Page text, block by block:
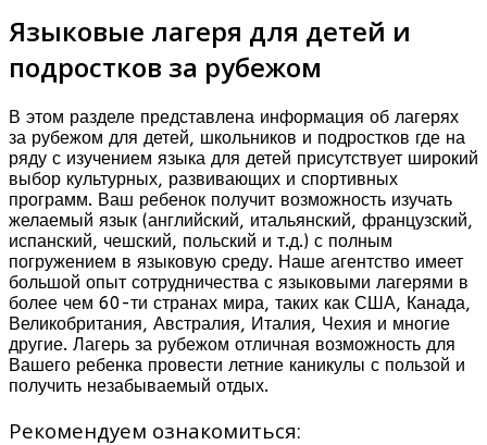
Языковые лагеря для детей и
подростков за рубежом
В этом разделе представлена информация об лагерях
за рубежом для детей, школьников и подростков где на
ряду с изучением языка для детей присутствует широкий
выбор культурных, развивающих и спортивных
программ. Ваш ребенок получит возможность изучать
желаемый язык (английский, итальянский, французский,
испанский, чешский, польский и т.д.) с полным
погружением в языковую среду. Наше агентство имеет
большой опыт сотрудничества с языковыми лагерями в
более чем 60-ти странах мира, таких как США, Канада,
Великобритания, Австралия, Италия, Чехия и многие
другие. Лагерь за рубежом отличная возможность для
Вашего ребенка провести летние каникулы с пользой и
получить незабываемый отдых.
Рекомендуем ознакомиться: